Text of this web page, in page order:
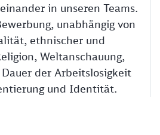
in unseren Teams.
unabhängig von
ethnischer und
Weltanschauung,
der Arbeitslosigkeit
und Identität.